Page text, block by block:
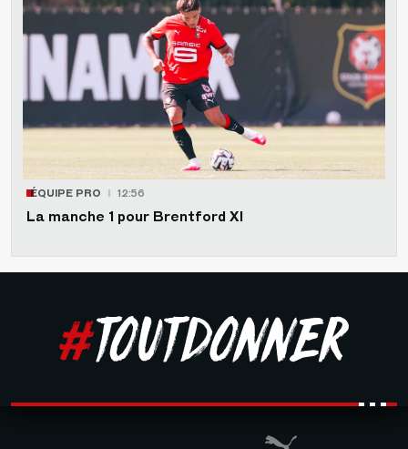
ÉQUIPE PRO 12:56
La manche 1 pour Brentford XI